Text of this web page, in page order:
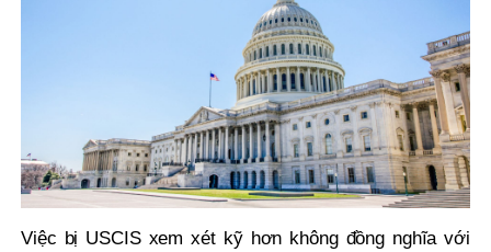
Việc bị USCIS xem xét kỹ hơn không đồng nghĩa với